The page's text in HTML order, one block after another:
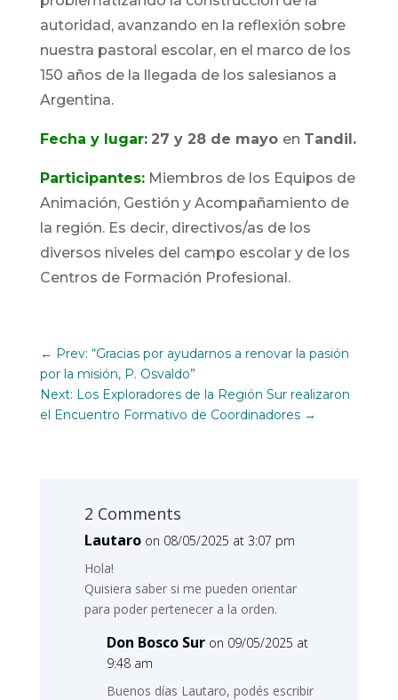
autoridad, avanzando en la reflexión sobre
nuestra pastoral escolar, en el marco de los
150 años de la llegada de los salesianos a
Argentina.
Fecha y lugar: 27 y 28 de mayo en Tandil.
Participantes:Miembros de los Equipos de
Animación, Gestión y Acompañamiento de
la región. Es decir, directivos/as de los
diversos niveles del campo escolar y de los
Centros de Formación Profesional.
← Prev: “Gracias por ayudarnos a renovar la pasión
por la misión, P. Osvaldo”
Next: Los Exploradores de la Región Sur realizaron
el Encuentro Formativo de Coordinadores→
2 Comments
Lautaro on 08/05/2025 at 3:07 pm
Hola!
Quisiera saber si me pueden orientar
para poder pertenecer a la orden.
Don Bosco Sur on 09/05/2025 at
9:48 am
Buenos días Lautaro, podés escribir